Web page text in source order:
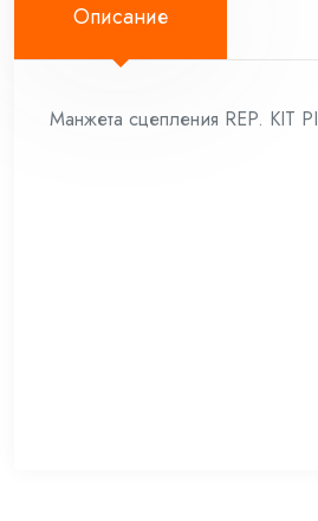
Описание
Манжета сцепления REP. KIT